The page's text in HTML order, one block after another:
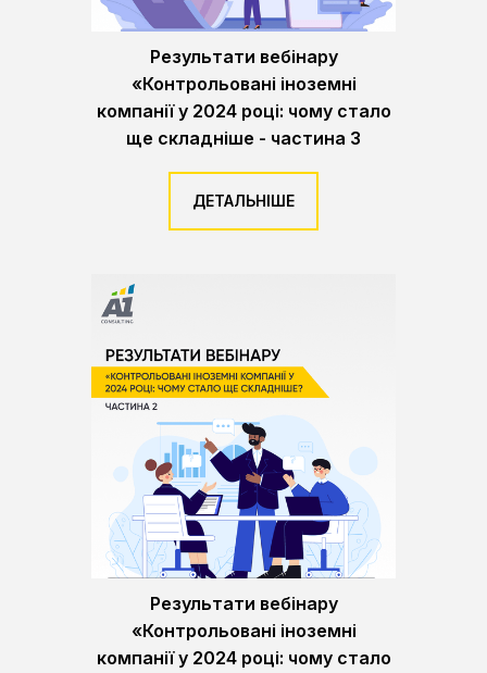
Результати вебінару
«Контрольовані іноземні
компанії у 2024 році: чому стало
ще складніше - частина 3
ДЕТАЛЬНІШЕ
Результати вебінару
«Контрольовані іноземні
компанії у 2024 році: чому стало